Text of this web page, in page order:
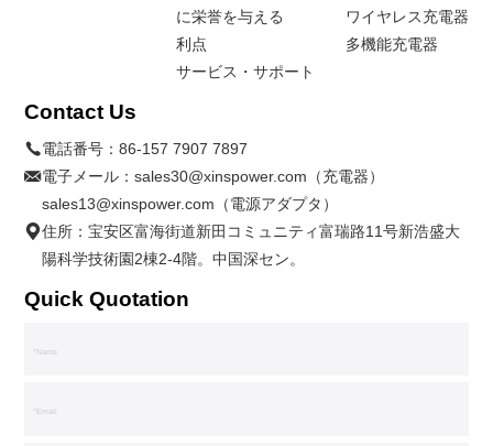
に栄誉を与える
利点
サービス・サポート
ワイヤレス充電器
多機能充電器
Contact Us
電話番号：86-157 7907 7897
電子メール：sales30@xinspower.com（充電器）
sales13@xinspower.com（電源アダプタ）
住所：宝安区富海街道新田コミュニティ富瑞路11号新浩盛大
陽科学技術園2棟2-4階。中国深セン。
Quick Quotation